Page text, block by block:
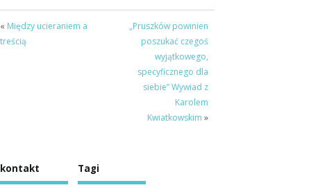
« Między ucieraniem a
treścią
„Pruszków powinien
poszukać czegoś
wyjątkowego,
specyficznego dla
siebie” Wywiad z
Karolem
Kwiatkowskim »
kontakt Tagi